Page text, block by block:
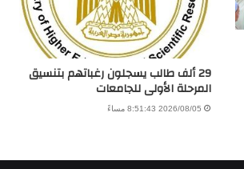
29 ألف طالب يسجلون رغباتهم بتنسيق
المرحلة الأولى للجامعات
2026/08/05 8:51:43 مساءً